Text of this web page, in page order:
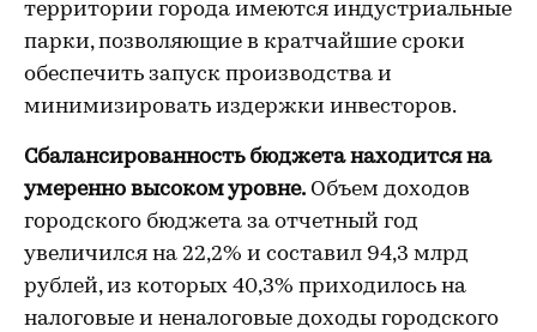
территории города имеются индустриальные
парки, позволяющие в кратчайшие сроки
обеспечить запуск производства и
минимизировать издержки инвесторов.
Сбалансированность бюджета находится на
умеренно высоком уровне. Объем доходов
городского бюджета за отчетный год
увеличился на 22,2% и составил 94,3 млрд
рублей, из которых 40,3% приходилось на
налоговые и неналоговые доходы городского